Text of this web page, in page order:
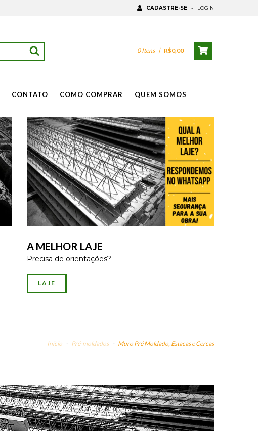
CADASTRE-SE - LOGIN
0Itens | R$0,00
CONTATO COMO COMPRAR QUEM SOMOS
A MELHOR LAJE
Precisa de orientações?
LAJE
Início - Pré-moldados - Muro Pré Moldado, Estacas e Cercas